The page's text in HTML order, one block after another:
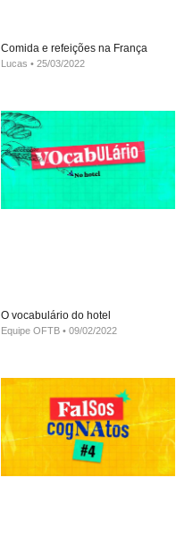
Comida e refeições na França
Lucas 25/03/2022
O vocabulário do hotel
Equipe OFTB 09/02/2022